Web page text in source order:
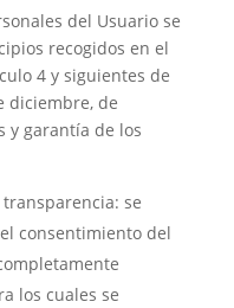
del Usuario se
recogidos en el
4 y siguientes de
diciembre, de
y garantía de los
se
consentimiento del
los cuales se